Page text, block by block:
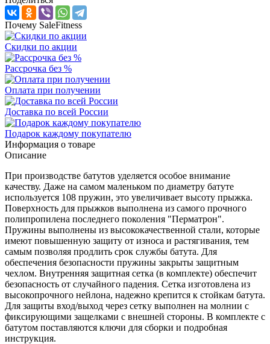
Почему SaleFitness
Скидки по акции
Рассрочка без %
Оплата при получении
Доставка по всей России
Подарок каждому покупателю
Информация о товаре
Описание
При производстве батутов уделяется особое внимание
качеству. Даже на самом маленьком по диаметру батуте
используется 108 пружин, это увеличивает высоту прыжка.
Поверхность для прыжков выполнена из самого прочного
полипропилена последнего поколения "Перматрон".
Пружины выполнены из высококачественной стали, которые
имеют повышенную защиту от износа и растягивания, тем
самым позволяя продлить срок службы батута. Для
обеспечения безопасности пружины закрыты защитным
чехлом. Внутренняя защитная сетка (в комплекте) обеспечит
безопасность от случайного падения. Сетка изготовлена из
высокопрочного нейлона, надежно крепится к стойкам батута.
Для защиты вход/выход через сетку выполнен на молнии с
фиксирующими защелками с внешней стороны. В комплекте с
батутом поставляются ключи для сборки и подробная
инструкция.